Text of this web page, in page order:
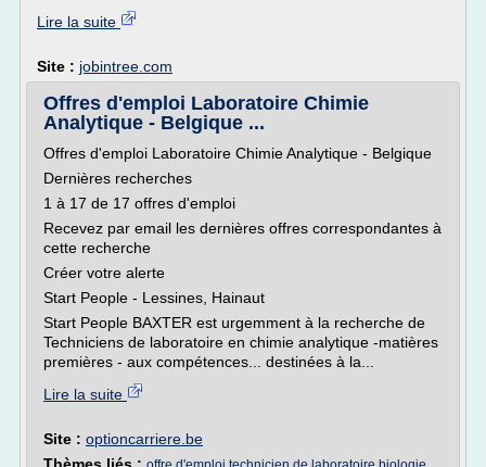
Lire la suite
Site : jobintree.com
Offres d'emploi Laboratoire Chimie
Analytique - Belgique ...
Offres d'emploi Laboratoire Chimie Analytique - Belgique
Dernières recherches
1 à 17 de 17 offres d'emploi
Recevez par email les dernières offres correspondantes à
cette recherche
Créer votre alerte
Start People - Lessines, Hainaut
Start People BAXTER est urgemment à la recherche de
Techniciens de laboratoire en chimie analytique -matières
premières - aux compétences... destinées à la...
Lire la suite
Site : optioncarriere.be